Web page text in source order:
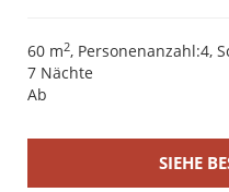
60 m2, Personenanzahl:4,
7 Nächte
Ab
SIEHE